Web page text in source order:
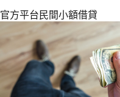
官方平台民間小額借貸